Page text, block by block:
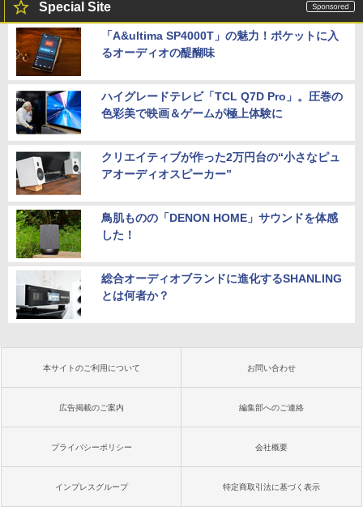
Special Site
「A&ultima SP4000T」の魅力！ポケットに入
るオーディオの醍醐味
ハイグレードテレビ「TCL Q7D Pro」。圧巻の
色彩美で映画＆ゲームが極上体験に
クリエイティブが作った2万円台の“小さなピュ
アオーディオスピーカー”
鳥肌ものの「DENON HOME」サウンドを体感
した！
総合オーディオブランドに進化するSHANLING
とは何者か？
本サイトのご利用について お問い合わせ
広告掲載のご案内 編集部へのご連絡
プライバシーポリシー 会社概要
インプレスグループ 特定商取引法に基づく表示